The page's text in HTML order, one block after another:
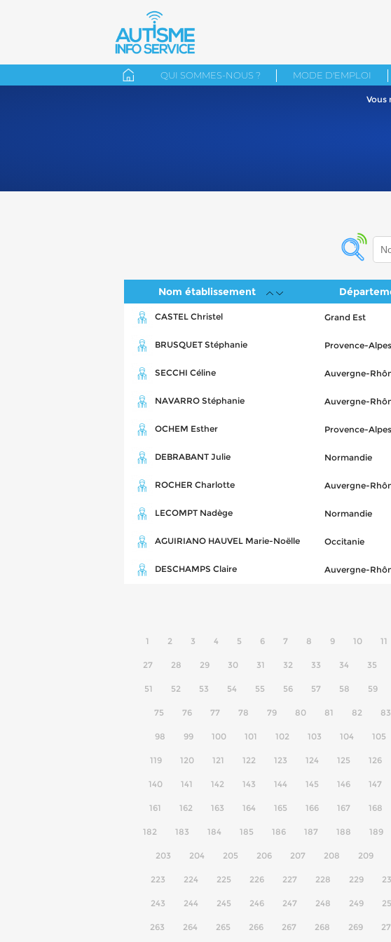
QUI SOMMES-NOUS ? MODE D'EMPLOI
Vous
Nom établissement
CASTEL Christel Grand Est
BRUSQUET Stéphanie Provence-
SECCHI Céline Auvergne-
NAVARRO Stéphanie Auvergne-
OCHEM Esther Provence-
DEBRABANT Julie Normandie
ROCHER Charlotte Auvergne-
LECOMPT Nadège Normandie
AGUIRIANO HAUVEL Marie-Noëlle Occitanie
DESCHAMPS Claire Auvergne-
1 2 3 4 5 6 7 8 9 10 11
27 28 29 30 31 32 33 34 35
51 52 53 54 55 56 57 58 59
75 76 77 78 79 80 81 82 83
98 99 100 101 102 103 104 105
119 120 121 122 123 124 125 126
140 141 142 143 144 145 146 147
161 162 163 164 165 166 167 168
182 183 184 185 186 187 188 189
203 204 205 206 207 208 209
223 224 225 226 227 228 229
243 244 245 246 247 248 249
263 264 265 266 267 268 269